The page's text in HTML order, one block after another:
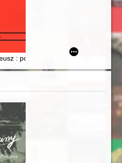
światy = Pamětní dům
: postać Jana Łaskiego w